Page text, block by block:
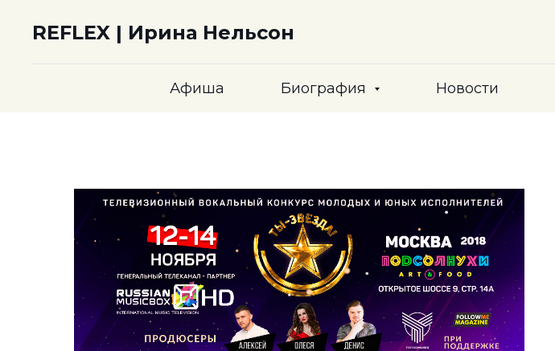
REFLEX | Ирина Нельсон
Афиша Биография Новости